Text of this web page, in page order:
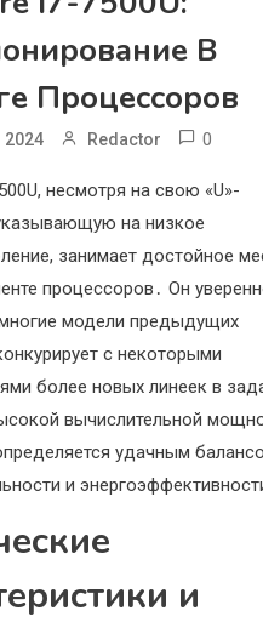
В
Процессоров
2024 Redactor 0
несмотря на свою «U»-
на низкое
занимает достойное
процессоров․ Он
модели предыдущих
с некоторыми
более новых линеек в
вычислительной
удачным
и
и